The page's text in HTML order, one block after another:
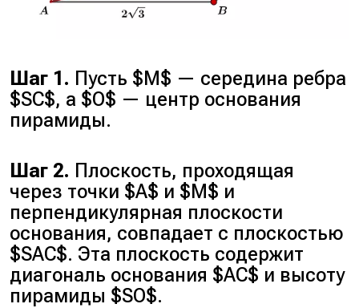
Шаг 1. Пусть $M$ — середина ребра
$SC$, а $O$ — центр основания
пирамиды.
Шаг 2. Плоскость, проходящая
через точки $A$ и $M$ и
перпендикулярная плоскости
основания, совпадает с плоскостью
$SAC$. Эта плоскость содержит
диагональ основания $AC$ и высоту
пирамиды $SO$.